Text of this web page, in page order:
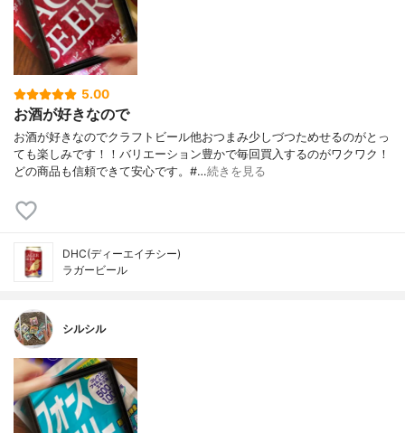
5.00
お酒が好きなので
お酒が好きなのでクラフトビール他おつまみ少しづつためせるのがとっ
ても楽しみです！！バリエーション豊かで毎回買入するのがワクワク！
どの商品も信頼できて安心です。#…続きを見る
DHC(ディーエイチシー)
ラガービール
シルシル